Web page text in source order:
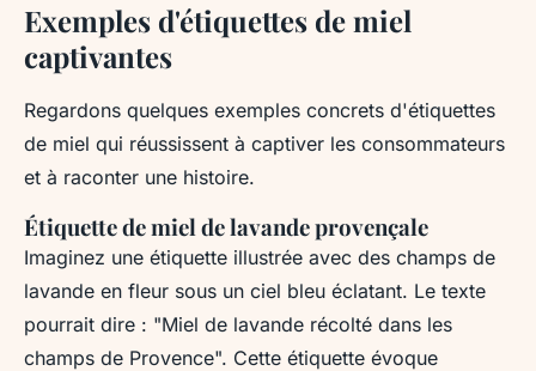
Exemples d'étiquettes de miel
captivantes
Regardons quelques exemples concrets d'étiquettes
de miel qui réussissent à captiver les consommateurs
et à raconter une histoire.
Étiquette de miel de lavande provençale
Imaginez une étiquette illustrée avec des champs de
lavande en fleur sous un ciel bleu éclatant. Le texte
pourrait dire : "Miel de lavande récolté dans les
champs de Provence". Cette étiquette évoque